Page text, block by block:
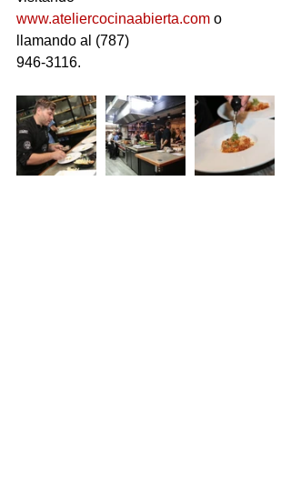
www.ateliercocinaabierta.com o
llamando al (787)
946-3116.